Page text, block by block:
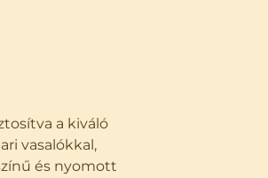
a kiváló
vasalókkal,
és nyomott